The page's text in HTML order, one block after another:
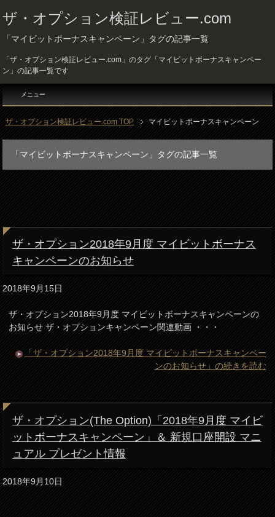
ザ・オプション検証レビュー.com
「マイビットボーナスキャンペーン」タグの記事一覧
「ザ・オプション検証レビュー.com」のタグ「マイビットボーナスキャンペー
ン」の記事一覧です
メニュー
ザ・オプション検証レビュー.com TOP マイビットボーナスキャンペーン
「マイビットボーナスキャンペーン」タグの記事一覧
ザ・オプション2018年9月度 マイビットボーナス
キャンペーンのお知らせ
2018年9月15日
ザ・オプション2018年9月度 マイビットボーナスキャンペーンの
お知らせ ザ・オプションキャンペーン関連動画 ・・・
「ザ・オプション2018年9月度 マイビットボーナスキャンペー
ンのお知らせ」の続きを読む
ザ・オプション(The Option)「2018年9月度 マイビ
ットボーナスキャンペーン」＆ 新規口座開設 マニ
ュアル プレゼント情報
2018年9月10日